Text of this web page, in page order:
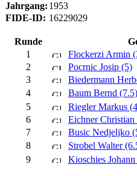
Jahrgang: 1953
FIDE-ID: 16229029
Runde
1
Flockerzi Armin
2
Pocrnic Josip (5)
3
Biedermann
4
Baum Bernd (7.5)
5
Riegler Markus
6
Eichner Christian
7
Busic Nedjeljko
8
Strobel Walter
9
Kioschies